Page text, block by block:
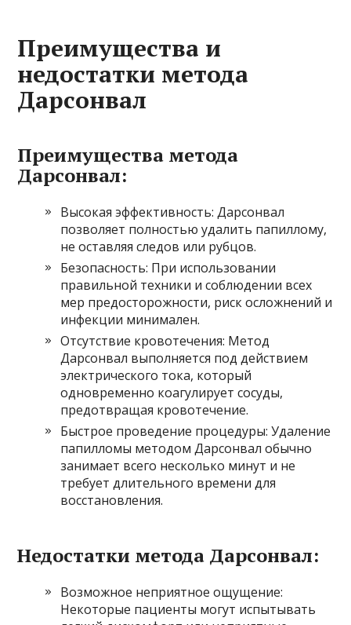
Преимущества и
недостатки метода
Дарсонвал
Преимущества метода
Дарсонвал:
Высокая эффективность: Дарсонвал
позволяет полностью удалить папиллому,
не оставляя следов или рубцов.
Безопасность: При использовании
правильной техники и соблюдении всех
мер предосторожности, риск осложнений и
инфекции минимален.
Отсутствие кровотечения: Метод
Дарсонвал выполняется под действием
электрического тока, который
одновременно коагулирует сосуды,
предотвращая кровотечение.
Быстрое проведение процедуры: Удаление
папилломы методом Дарсонвал обычно
занимает всего несколько минут и не
требует длительного времени для
восстановления.
Недостатки метода Дарсонвал:
Возможное неприятное ощущение:
Некоторые пациенты могут испытывать